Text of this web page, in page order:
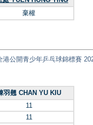
棄權
港公開青少年乒乓球錦標賽
羽翹 CHAN YU KIU
11
11